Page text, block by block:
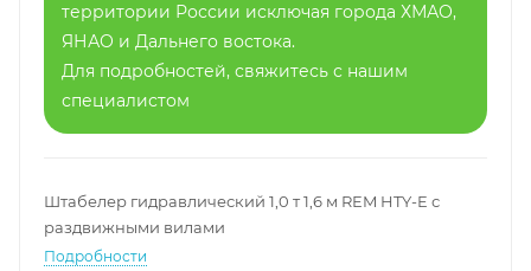
территории России исключая города ХМАО,
ЯНАО и Дальнего востока.
Для подробностей, свяжитесь с нашим
специалистом
Штабелер гидравлический 1,0 т 1,6 м REM HTY-E с
раздвижными вилами
Подробности